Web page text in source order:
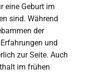
eine Geburt im
sind. Während
der
und
zur Seite. Auch
im frühen